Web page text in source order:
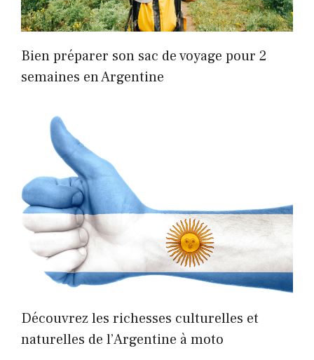
Bien préparer son sac de voyage pour 2
semaines en Argentine
Découvrez les richesses culturelles et
naturelles de l’Argentine à moto